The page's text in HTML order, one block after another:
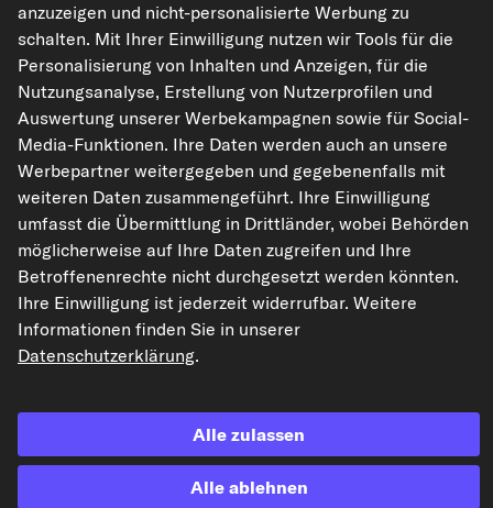
kfzteile24.de carpardoo.nl
carpardoo.fr
carpardoo.dk
nicht vervielfältigt werden. Die Vervielfältigung und Verbreitung der Daten und
der Datenbank ohne vorherige Einwilligung von TecAlliance und/oder die
Einbeziehung Dritter in solche Aktivitäten ist streng verboten. Jegliche
unautorisierte Nutzung von Inhalten stellt eine Verletzung des Urheberrechts
dar und kann rechtliche Schritte nach sich ziehen.
Vertrag widerrufen
© 2026 kfzteile24 GmbH - Alle Rechte vorbehalten.
¹„Gratis Versand“ oder „ohne Versandkosten“ entsprechen dem Wegfall der
deutschen Versandkostenpauschale von 6,90 €.
anzuzeigen und nicht-personalisierte Werbung zu
schalten. Mit Ihrer Einwilligung nutzen wir Tools für die
Personalisierung von Inhalten und Anzeigen, für die
Nutzungsanalyse, Erstellung von Nutzerprofilen und
Auswertung unserer Werbekampagnen sowie für Social-
Media-Funktionen. Ihre Daten werden auch an unsere
Werbepartner weitergegeben und gegebenenfalls mit
weiteren Daten zusammengeführt. Ihre Einwilligung
umfasst die Übermittlung in Drittländer, wobei Behörden
möglicherweise auf Ihre Daten zugreifen und Ihre
Betroffenenrechte nicht durchgesetzt werden könnten.
Ihre Einwilligung ist jederzeit widerrufbar. Weitere
Informationen finden Sie in unserer
Datenschutzerklärung.
Alle zulassen
Alle ablehnen